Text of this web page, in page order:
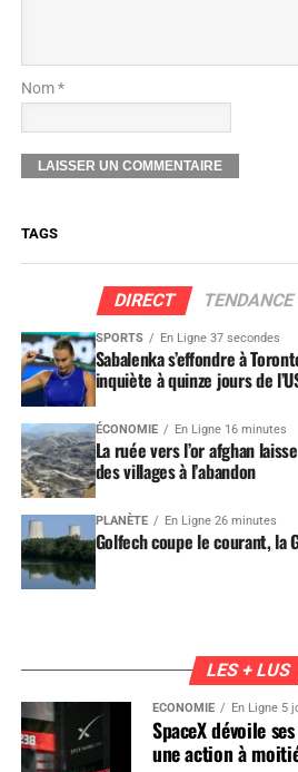
Nom *
TAGS
DIRECT TENDANCE
SPORTS En Ligne 37 secondes
Sabalenka s’effondre à
inquiète à quinze jours de
ÉCONOMIE En Ligne 16 minutes
La ruée vers l’or afghan
des villages à l’abandon
PLANÈTE En Ligne 26 minutes
Golfech coupe le courant, la
LES + LUS
ÉCONOMIE En Ligne 5
SpaceX dévoile
une action à